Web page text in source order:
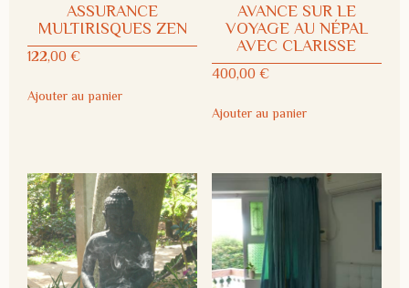
ASSURANCE
MULTIRISQUES ZEN
122,00 €
Ajouter au panier
AVANCE SUR LE
VOYAGE AU NÉPAL
AVEC CLARISSE
400,00 €
Ajouter au panier